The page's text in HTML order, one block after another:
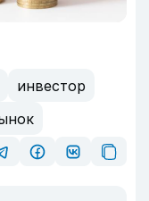
инвестор